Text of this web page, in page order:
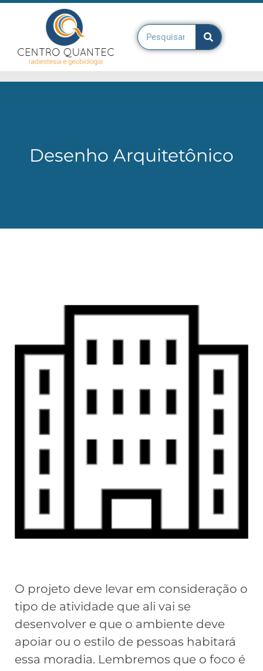
Desenho Arquitetônico
O projeto deve levar em consideração o
tipo de atividade que ali vai se
desenvolver e que o ambiente deve
apoiar ou o estilo de pessoas habitará
essa moradia. Lembremos que o foco é